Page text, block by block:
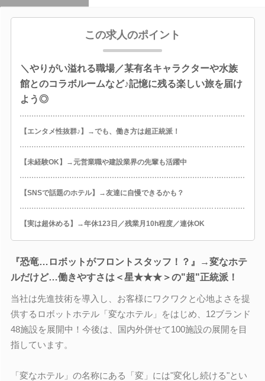
この求人のポイント
＼やりがい溢れる職場／某有名キャラクターや水族
館とのコラボルームなど♪記憶に残る楽しい旅を届け
よう◎
【エンタメ性抜群♪】→でも、働き方は超正統派！
【未経験OK】→元営業職や建設業界の先輩も活躍中
【SNSで話題のホテル】→友達に自慢できるかも？
【実は超休める】→年休123日／残業月10h程度／連休OK
『恐竜…ロボットがフロントスタッフ！？』→変なホテ
ルだけど…働きやすさは＜星★★★＞の"超"正統派！
当社は先進技術を導入し、お客様にワクワクと心地よさを提
供するロボットホテル「変なホテル」をはじめ、12ブランド
48施設を展開中！今後は、国内外併せて100施設の展開を目
指しています。
「変なホテル」の名称にある「変」には"変化し続ける"とい